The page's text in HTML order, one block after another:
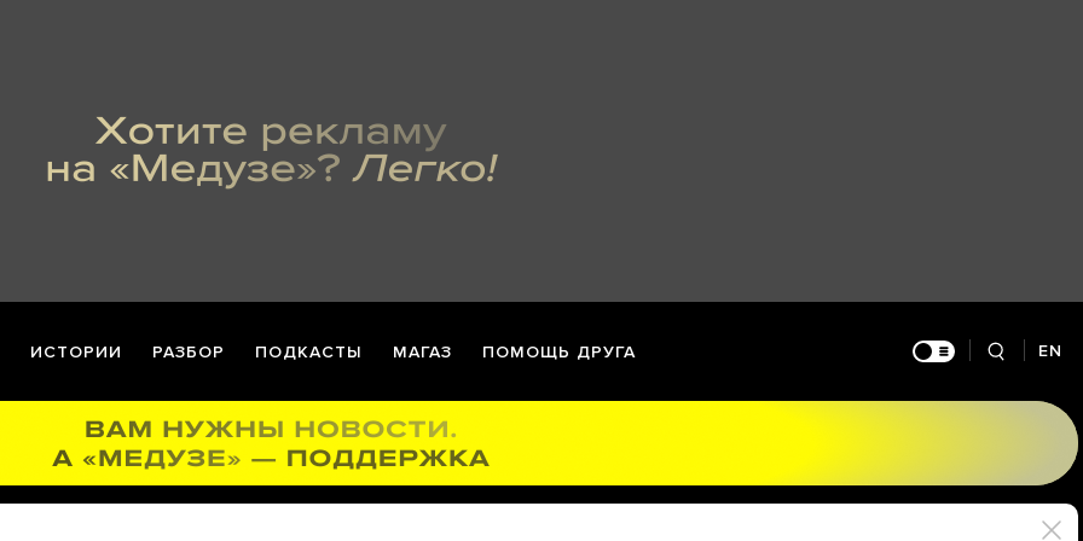
ИСТОРИИ РАЗБОР ПОДКАСТЫ МАГАЗ ПОМОЩЬ ДРУГА EN